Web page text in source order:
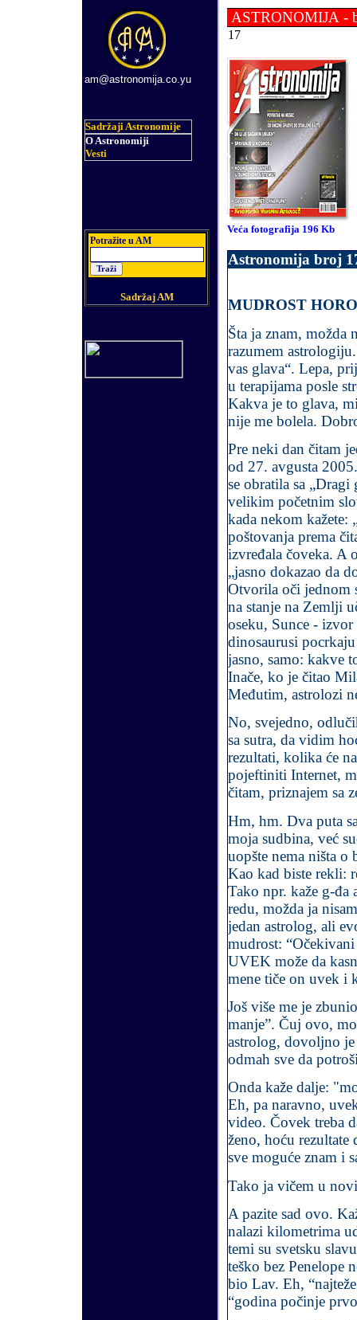
am@astronomija.co.yu
Sadržaji Astronomije
O Astronomiji
Vesti
Potražite u AM
Sadržaj AM
ASTRONOMIJA -
1 7
Veća fotografija 196 Kb
Astronomija broj
MUDROST
Šta ja znam, možda
razumem
vas glava“. Lepa,
u terapijama posle
Kakva je to glava,
nije me bolela.
Pre neki dan čitam
od 27. avgusta
se obratila sa
velikim početnim
kada nekom kažete:
poštovanja prema
izvređala čoveka. A
„jasno dokazao da
Otvorila oči jednom
na stanje na Zemlji
oseku, Sunce -
dinosaurusi
jasno, samo: kakve
Inače, ko je čitao
Međutim, astrolozi
No, svejedno,
sa sutra, da vidim
rezultati, kolika će
pojeftiniti Internet,
čitam, priznajem sa
Hm, hm. Dva puta
moja sudbina, već
uopšte nema ništa
Kao kad biste rekli:
Tako npr. kaže g-đa
redu, možda ja
jedan astrolog, ali
mudrost:
UVEK može da
mene tiče on uvek i
Još više me je
manje”. Čuj ovo,
astrolog, dovoljno
odmah sve da
Onda kaže dalje:
Eh, pa naravno,
video. Čovek treba
ženo, hoću rezultate
sve moguće znam i
Tako ja vičem u
A pazite sad ovo.
nalazi kilometrima
temi su svetsku
teško bez Penelope
bio Lav. Eh,
“godina počinje